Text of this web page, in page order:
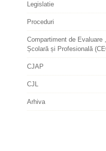
Legislatie
Proceduri
Compartiment de Evaluare
Școlară și Profesională
CJAP
CJL
Arhiva